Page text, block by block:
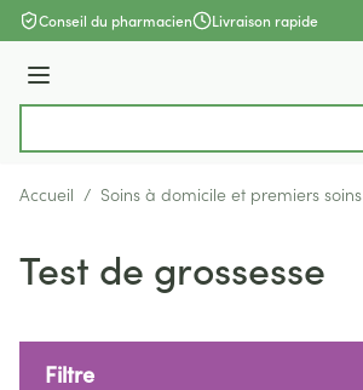
Aller au contenu
Conseil du pharmacien Livraison rapide
Menu
Accueil / Soins à domicile et premiers soins
Test de grossesse
Filtre